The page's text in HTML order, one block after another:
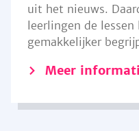
uit het nieuws.
leerlingen de
gemakkelijker
Meer